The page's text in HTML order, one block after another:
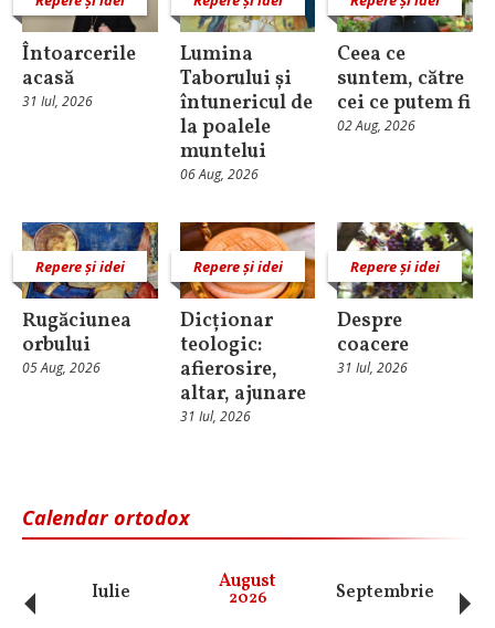
Întoarcerile
acasă
31 Iul, 2026
Lumina
Taborului și
întunericul de
la poalele
muntelui
06 Aug, 2026
Ceea ce
suntem, către
cei ce putem fi
02 Aug, 2026
Repere și idei
Rugăciunea
orbului
05 Aug, 2026
Repere și idei
Dicționar
teologic:
afierosire,
altar, ajunare
31 Iul, 2026
Repere și idei
Despre
coacere
31 Iul, 2026
Calendar ortodox
Iulie August
2026 Septembrie
‹